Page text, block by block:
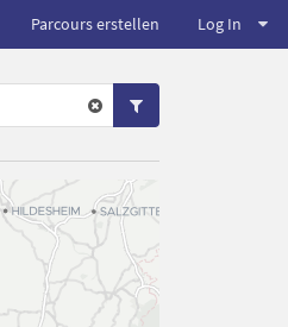
Parcours erstellen Log In